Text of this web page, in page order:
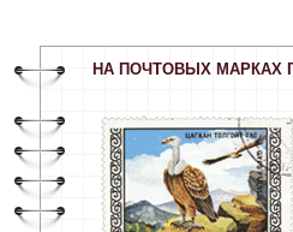
НА ПОЧТОВЫХ МАРКАХ